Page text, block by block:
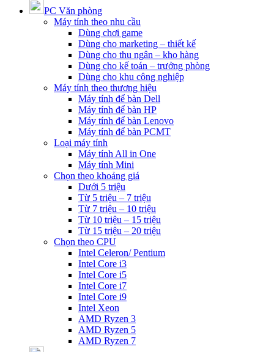
PC Văn phòng
Máy tính theo nhu cầu
Dùng chơi game
Dùng cho marketing – thiết kế
Dùng cho thu ngân – kho hàng
Dùng cho kế toán – trưởng phòng
Dùng cho khu công nghiệp
Máy tính theo thương hiệu
Máy tính để bàn Dell
Máy tính để bàn HP
Máy tính để bàn Lenovo
Máy tính để bàn PCMT
Loại máy tính
Máy tính All in One
Máy tính Mini
Chọn theo khoảng giá
Dưới 5 triệu
Từ 5 triệu – 7 triệu
Từ 7 triệu – 10 triệu
Từ 10 triệu – 15 triệu
Từ 15 triệu – 20 triệu
Chọn theo CPU
Intel Celeron/ Pentium
Intel Core i3
Intel Core i5
Intel Core i7
Intel Core i9
Intel Xeon
AMD Ryzen 3
AMD Ryzen 5
AMD Ryzen 7